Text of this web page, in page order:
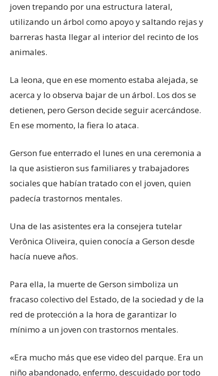
joven trepando por una estructura lateral,
utilizando un árbol como apoyo y saltando rejas y
barreras hasta llegar al interior del recinto de los
animales.
La leona, que en ese momento estaba alejada, se
acerca y lo observa bajar de un árbol. Los dos se
detienen, pero Gerson decide seguir acercándose.
En ese momento, la fiera lo ataca.
Gerson fue enterrado el lunes en una ceremonia a
la que asistieron sus familiares y trabajadores
sociales que habían tratado con el joven, quien
padecía trastornos mentales.
Una de las asistentes era la consejera tutelar
Verônica Oliveira, quien conocía a Gerson desde
hacía nueve años.
Para ella, la muerte de Gerson simboliza un
fracaso colectivo del Estado, de la sociedad y de la
red de protección a la hora de garantizar lo
mínimo a un joven con trastornos mentales.
«Era mucho más que ese video del parque. Era un
niño abandonado, enfermo, descuidado por todo